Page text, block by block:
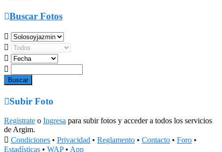
Buscar Fotos




Subir Foto
Registrate o Ingresa para subir fotos y acceder a todos los servicios
de Argim.
 Condiciones • Privacidad • Reglamento • Contacto • Foro •
Estadísticas • WAP• App